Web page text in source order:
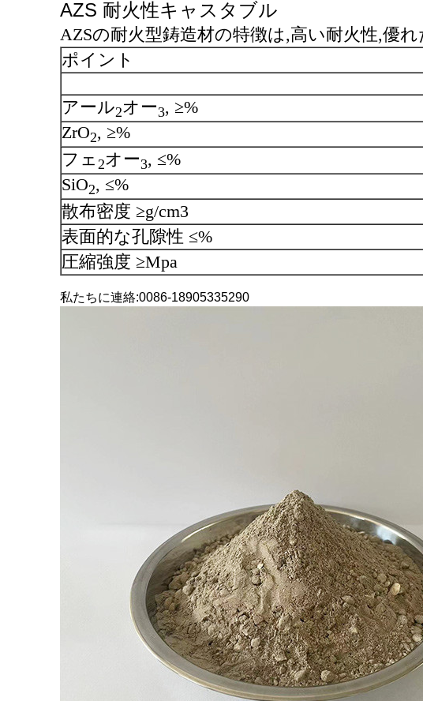
AZS 耐火性キャスタブル
AZSの耐火型鋳造材の特徴は,高い耐火性,優
ポイント
アール2オー3, ≥%
ZrO2, ≥%
フェ 2オー3, ≤%
SiO2, ≤%
散布密度 ≥g/cm3
表面的な孔隙性 ≤%
圧縮強度 ≥Mpa
私たちに連絡:0086-18905335290